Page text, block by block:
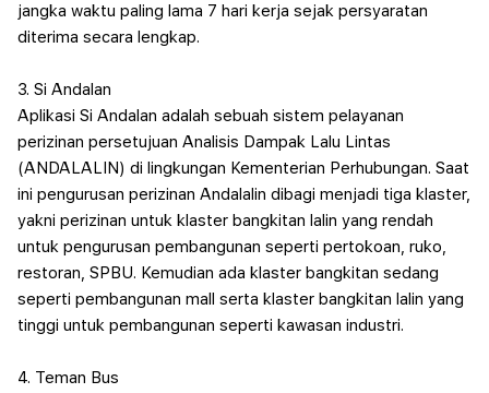
jangka waktu paling lama 7 hari kerja sejak persyaratan
diterima secara lengkap.
3. Si Andalan
Aplikasi Si Andalan adalah sebuah sistem pelayanan
perizinan persetujuan Analisis Dampak Lalu Lintas
(ANDALALIN) di lingkungan Kementerian Perhubungan. Saat
ini pengurusan perizinan Andalalin dibagi menjadi tiga klaster,
yakni perizinan untuk klaster bangkitan lalin yang rendah
untuk pengurusan pembangunan seperti pertokoan, ruko,
restoran, SPBU. Kemudian ada klaster bangkitan sedang
seperti pembangunan mall serta klaster bangkitan lalin yang
tinggi untuk pembangunan seperti kawasan industri.
4. Teman Bus